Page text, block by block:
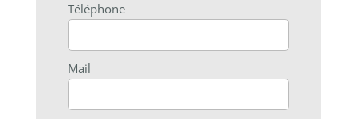
Téléphone
Mail